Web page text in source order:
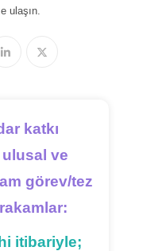
ulaşın.
katkı
ulusal ve
görev/tez
itibariyle;